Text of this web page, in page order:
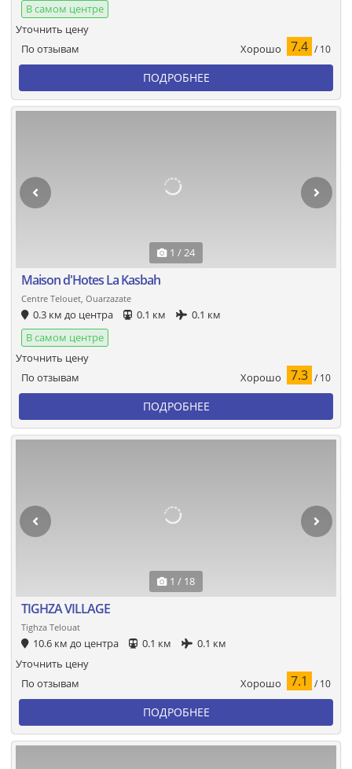
В самом центре
По отзывам Хорошо 7.4 / 10
Уточнить цену
ПОДРОБНЕЕ
1 / 24
Maison d'Hotes La Kasbah
Centre Telouet, Ouarzazate
0.3 км до центра 0.1 км
0.1 км
В самом центре
По отзывам Хорошо 7.3 / 10
Уточнить цену
ПОДРОБНЕЕ
1 / 18
TIGHZA VILLAGE
Tighza Telouat
10.6 км до центра 0.1 км 0.1 км
По отзывам Хорошо 7.1 / 10
Уточнить цену
ПОДРОБНЕЕ